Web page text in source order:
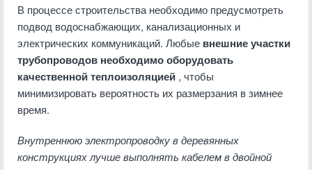
В процессе строительства необходимо предусмотреть
подвод водоснабжающих, канализационных и
электрических коммуникаций. Любые внешние участки
трубопроводов необходимо оборудовать
качественной теплоизоляцией , чтобы
минимизировать вероятность их размерзания в зимнее
время.
Внутреннюю электропроводку в деревянных
конструкциях лучше выполнять кабелем в двойной